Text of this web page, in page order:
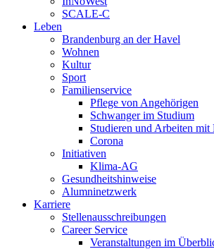
SCALE-C
Leben
Brandenburg an der Havel
Wohnen
Kultur
Sport
Familienservice
Pflege von Angehörigen
Schwanger im Studium
Studieren und Arbeiten mit
Corona
Initiativen
Klima-AG
Gesundheitshinweise
Alumninetzwerk
Karriere
Stellenausschreibungen
Career Service
Veranstaltungen im